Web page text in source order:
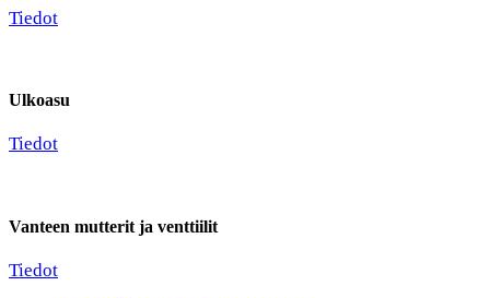
Tiedot
Ulkoasu
Tiedot
Vanteen mutterit ja venttiilit
Tiedot